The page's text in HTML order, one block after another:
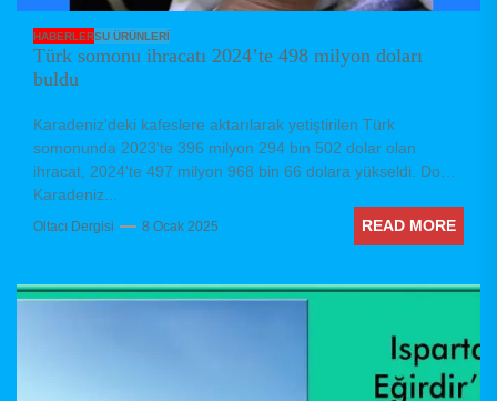
HABERLERSU ÜRÜNLERI
Türk somonu ihracatı 2024’te 498 milyon doları
buldu
Karadeniz'deki kafeslere aktarılarak yetiştirilen Türk
somonunda 2023'te 396 milyon 294 bin 502 dolar olan
ihracat, 2024'te 497 milyon 968 bin 66 dolara yükseldi. Doğu
Karadeniz...
Oltacı Dergisi 8 Ocak 2025 READ MORE